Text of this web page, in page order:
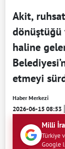
Akit,
dönüştüğü
haline
etmeyi
Haber Merkezi
2026-06-15 08:53
Milli
Türkiye
Google